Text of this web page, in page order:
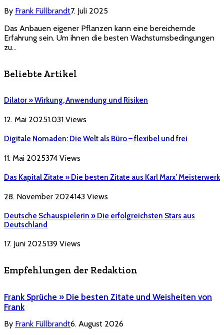
By Frank Füllbrandt7. Juli 2025
Das Anbauen eigener Pflanzen kann eine bereichernde
Erfahrung sein. Um ihnen die besten Wachstumsbedingungen
zu…
Beliebte Artikel
Dilator » Wirkung, Anwendung und Risiken
12. Mai 20251.031 Views
Digitale Nomaden: Die Welt als Büro – flexibel und frei
11. Mai 2025374 Views
Das Kapital Zitate » Die besten Zitate aus Karl Marx’ Meisterwerk
28. November 2024143 Views
Deutsche Schauspielerin » Die erfolgreichsten Stars aus
Deutschland
17. Juni 2025139 Views
Empfehlungen der Redaktion
Frank Sprüche » Die besten Zitate und Weisheiten von
Frank
By Frank Füllbrandt6. August 2026